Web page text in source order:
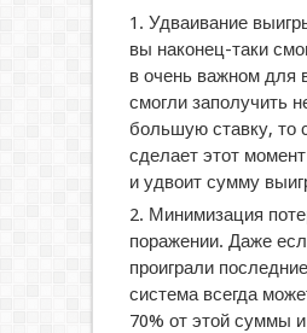
Удваивание
вы наконец-таки
в очень важном для
смогли заполучить
большую ставку, то
сделает этот
и удвоит сумму
Минимизация
поражении. Даже
проиграли
система всегда
70% от этой суммы